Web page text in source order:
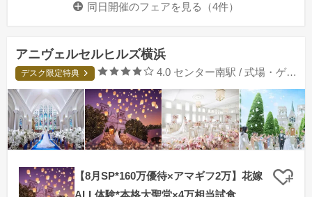
同日開催のフェアを 見る（4件）
アニヴェルセルヒルズ横浜
デスク限定特典 口コミ評価
4.0 センター南駅 / 式場・ゲストハウス
【8月SP*160万優待×アマギフ2万】花嫁
ALL体験*本格大聖堂×4万相当試食
クリ